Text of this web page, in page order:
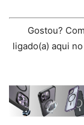
Gostou?
ligado(a) aqui